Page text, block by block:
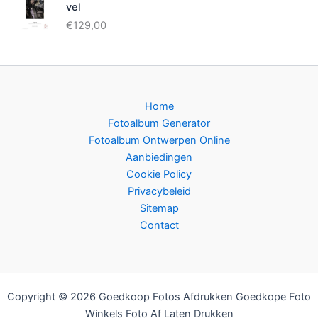
vel
€129,00
Home
Fotoalbum Generator
Fotoalbum Ontwerpen Online
Aanbiedingen
Cookie Policy
Privacybeleid
Sitemap
Contact
Copyright © 2026 Goedkoop Fotos Afdrukken Goedkope Foto
Winkels Foto Af Laten Drukken